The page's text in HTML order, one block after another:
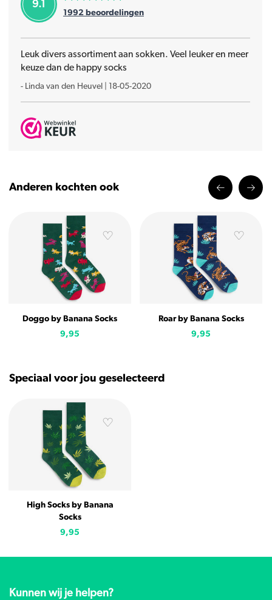
9.1
1992 beoordelingen
Leuk divers assortiment aan sokken. Veel leuker en meer
keuze dan de happy socks
- Linda van den Heuvel 18-05-2020
Anderen kochten ook
Doggo by Banana Socks
9,95
Roar by Banana Socks
9,95
Speciaal voor jou geselecteerd
High Socks by Banana
Socks
9,95
Kunnen wij je helpen?